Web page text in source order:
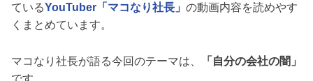
ているYouTuber「マコなり社長」 の動画内容を読めやす
くまとめています。
マコなり社長が語る今回のテーマは、
「自分の会社の闇」
です。